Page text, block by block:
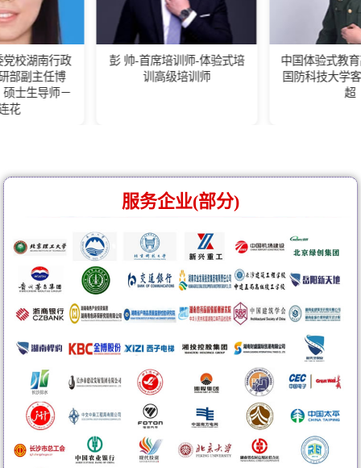
彭 帅-首席培训师-体验式培
训高级培训师
中国体验式教育高级培训师-
国防科技大学客座教练王佰
服务企业(部分)